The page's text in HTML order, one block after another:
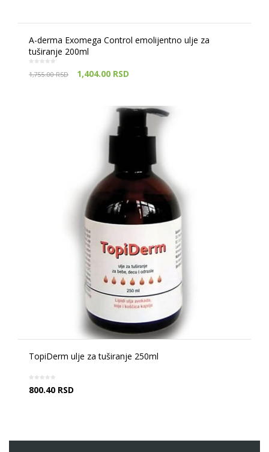
A-derma Exomega Control emolijentno ulje za
tuširanje 200ml
1,755.00RSD 1,404.00 RSD
TopiDerm ulje za tuširanje 250ml
800.40 RSD